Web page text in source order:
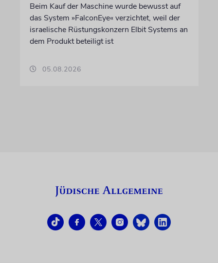
Beim Kauf der Maschine wurde bewusst auf
das System »FalconEye« verzichtet, weil der
israelische Rüstungskonzern Elbit Systems an
dem Produkt beteiligt ist
05.08.2026